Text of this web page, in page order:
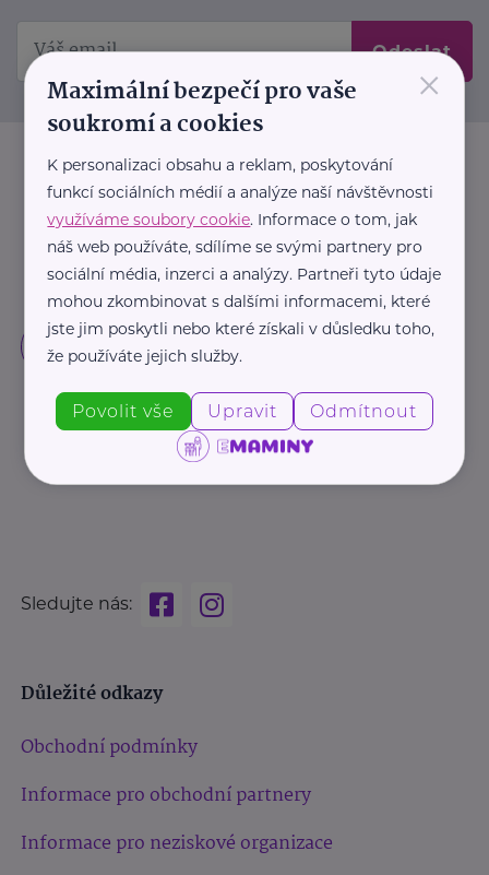
Odeslat
Sledujte nás:
Důležité odkazy
Obchodní podmínky
Informace pro obchodní partnery
Informace pro neziskové organizace
×
Maximální bezpečí pro vaše
soukromí a cookies
K personalizaci obsahu a reklam, poskytování
funkcí sociálních médií a analýze naší návštěvnosti
využíváme soubory cookie. Informace o tom, jak
náš web používáte, sdílíme se svými partnery pro
sociální média, inzerci a analýzy. Partneři tyto údaje
mohou zkombinovat s dalšími informacemi, které
jste jim poskytli nebo které získali v důsledku toho,
že používáte jejich služby.
Povolit vše Upravit Odmítnout